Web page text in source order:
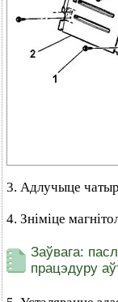
3. Адлучыце
4. Зніміце
Заўвага:
працэдуру